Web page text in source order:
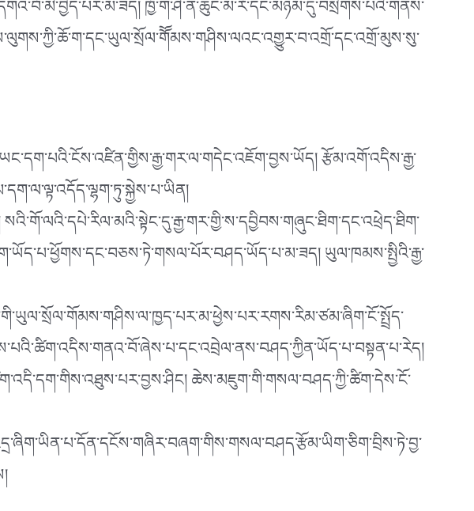
ཁྱོ་ག་ཤི་ན་ཆུང་མ་རོ་དང་མཉམ་དུ་བསྲེགས་པའི་གནས་
རྩོམ་འགོ་འདིས་རྒྱ་
ཡུལ་ཁམས་སྤྱིའི་རྒྱ་
ཆེས་མཇུག་གི་གསལ་བཤད་ཀྱི་ཚིག་དེས་ངོ་